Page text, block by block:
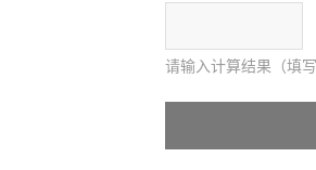
请输入计算结果（填